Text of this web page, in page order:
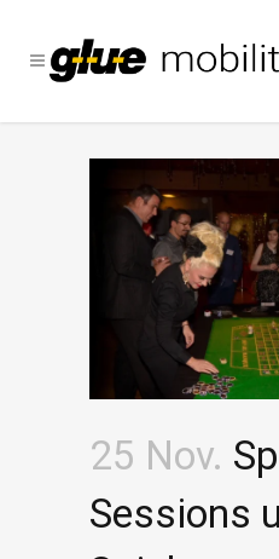
25 Nov.
Sessions